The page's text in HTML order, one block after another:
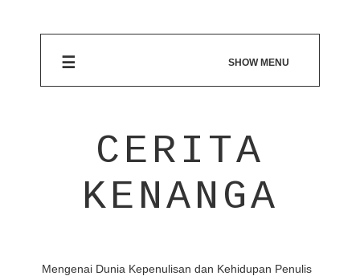
☰ SHOW MENU
CERITA
KENANGA
Mengenai Dunia Kepenulisan dan Kehidupan Penulis